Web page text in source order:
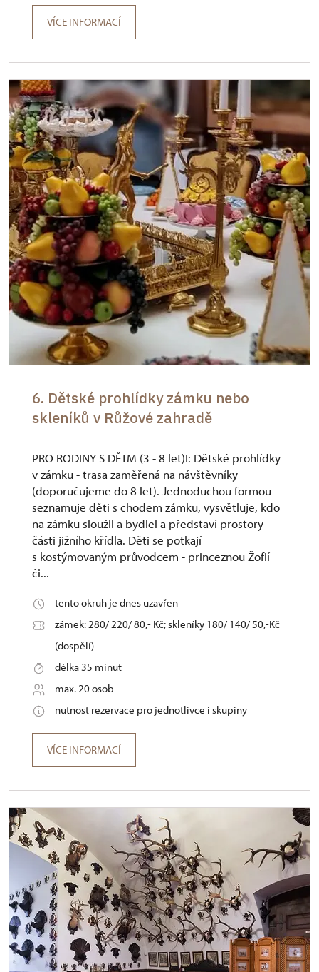
VÍCE INFORMACÍ
6. Dětské prohlídky zámku nebo
skleníků v Růžové zahradě
PRO RODINY S DĚTM (3 - 8 let)I: Dětské prohlídky
v zámku - trasa zaměřená na návštěvníky
(doporučujeme do 8 let). Jednoduchou formou
seznamuje děti s chodem zámku, vysvětluje, kdo
na zámku sloužil a bydlel a představí prostory
části jižního křídla. Děti se potkají
s kostýmovaným průvodcem - princeznou Žofií
či...
tento okruh je dnes uzavřen
zámek: 280/ 220/ 80,- Kč; skleníky 180/ 140/ 50,-Kč
(dospělí)
délka 35 minut
max. 20 osob
nutnost rezervace pro jednotlivce i skupiny
VÍCE INFORMACÍ